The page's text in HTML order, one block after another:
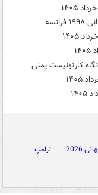
کارتونیست یمنی
2026
ترامپ